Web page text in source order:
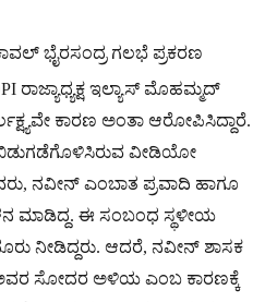
ಭೈರಸಂದ್ರ ಗಲಭೆ ಪ್ರಕರಣ
ರಾಜ್ಯಾಧ್ಯಕ್ಷ ಇಲ್ಯಾಸ್ ಮೊಹಮ್ಮದ್
ಕಾರಣ ಅಂತಾ ಆರೋಪಿಸಿದ್ದಾರೆ‌.
ವೀಡಿಯೋ
ನವೀನ್ ಎಂಬಾತ ಪ್ರವಾದಿ ಹಾಗೂ
ಮಾಡಿದ್ದ. ಈ ಸಂಬಂಧ ಸ್ಥಳೀಯ
ನೀಡಿದ್ದರು. ಆದರೆ, ನವೀನ್ ಶಾಸಕ
ಸೋದರ ಅಳಿಯ ಎಂಬ ಕಾರಣಕ್ಕೆ